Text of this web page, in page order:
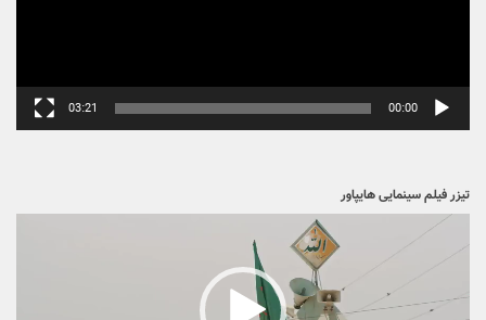
00:00
03:21
تیزر فیلم سینمایی هایپاور
نمایشگر
ویدیو